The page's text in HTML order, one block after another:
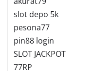
slot depo 5k
pesona77
pin88 login
SLOT JACKPOT
77RP